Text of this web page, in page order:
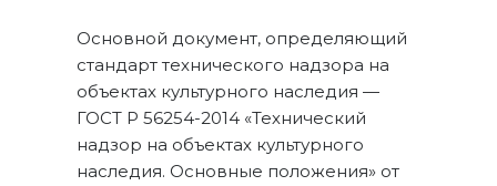
Основной документ, определяющий
стандарт технического надзора на
объектах культурного наследия —
ГОСТ Р 56254-2014 «Технический
надзор на объектах культурного
наследия. Основные положения» от